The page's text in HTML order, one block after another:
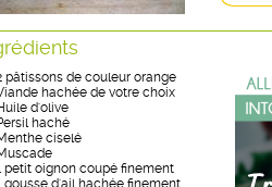
pâtissons de couleur orange
hachée de votre choix
d'olive
haché
ciselé
petit oignon coupé finement
gousse d'ail hachée finement